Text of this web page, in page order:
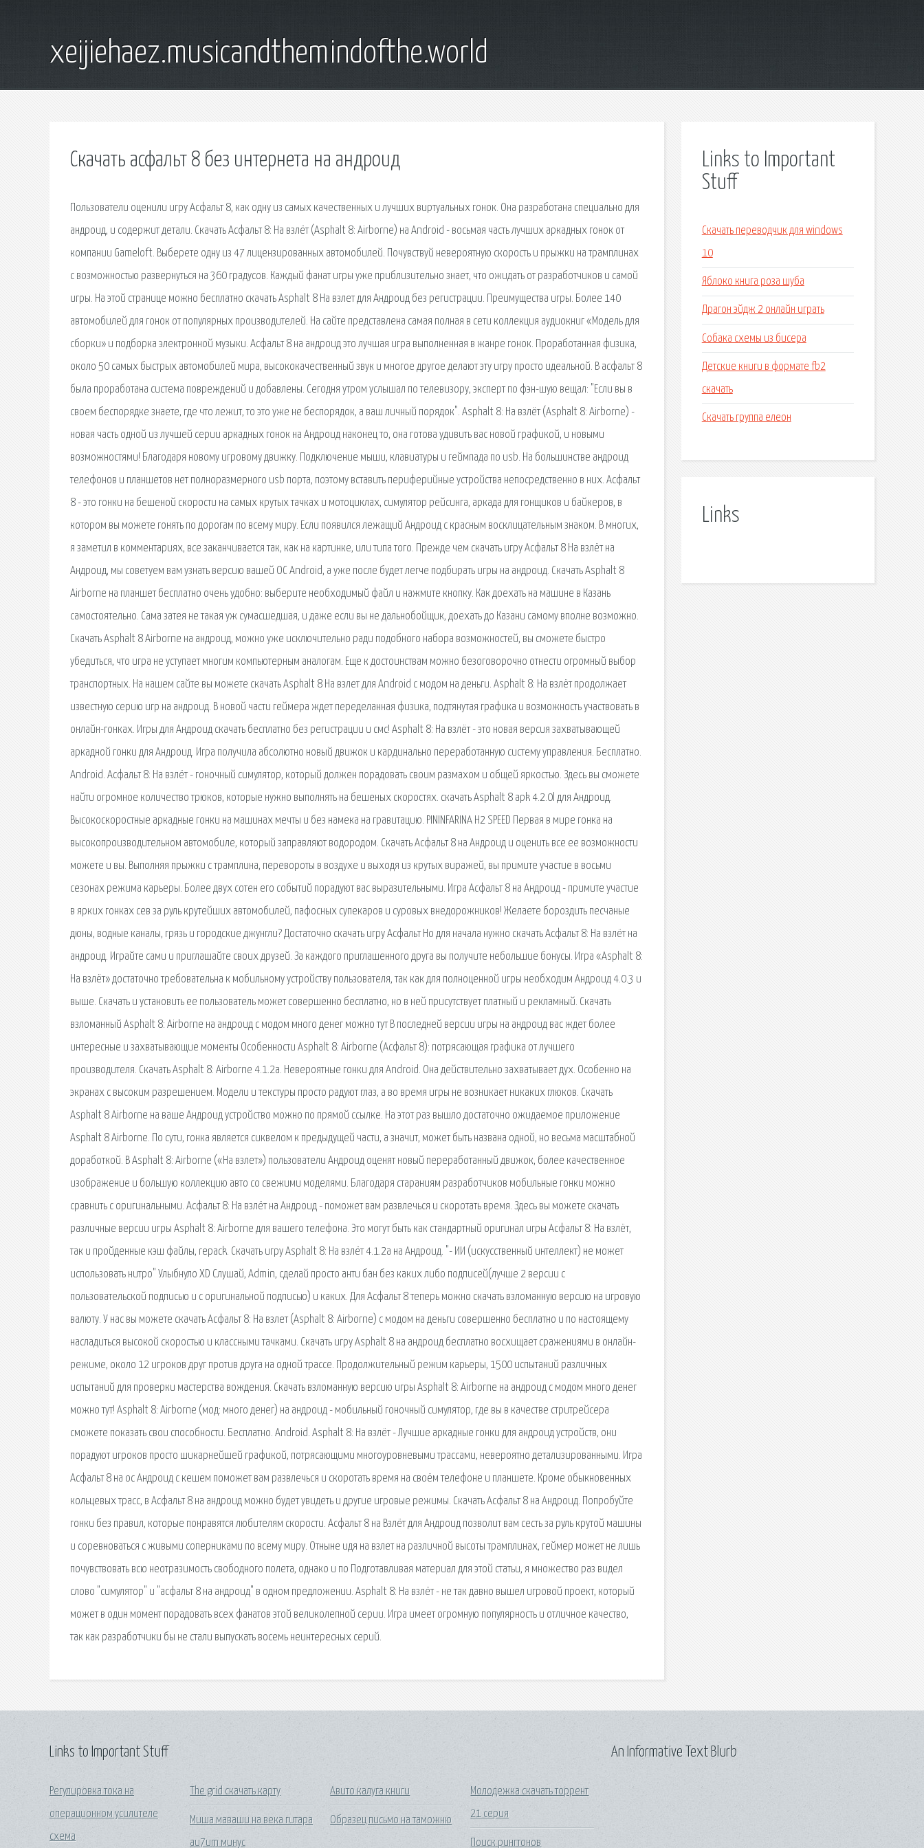
xeijiehaez.musicandthemindofthe.world
Скачать асфальт 8 без интернета на андроид
Пользователи оценили игру Асфальт 8, как одну из самых качественных и лучших виртуальных гонок. Она разработана специально для
андроид, и содержит детали. Скачать Асфальт 8: На взлёт (Asphalt 8: Airborne) на Android - восьмая часть лучших аркадных гонок от
компании Gameloft. Выберете одну из 47 лицензированных автомобилей. Почувствуй невероятную скорость и прыжки на трамплинах
с возможностью развернуться на 360 градусов. Каждый фанат игры уже приблизительно знает, что ожидать от разработчиков и самой
игры. На этой странице можно бесплатно скачать Asphalt 8 На взлет для Андроид без регистрации. Преимущества игры. Более 140
автомобилей для гонок от популярных производителей. На сайте представлена самая полная в сети коллекция аудиокниг «Модель для
сборки» и подборка электронной музыки. Асфальт 8 на андроид это лучшая игра выполненная в жанре гонок. Проработанная физика,
около 50 самых быстрых автомобилей мира, высококачественный звук и многое другое делают эту игру просто идеальной. В асфальт 8
была проработана система повреждений и добавлены. Сегодня утром услышал по телевизору, эксперт по фэн-шую вещал: "Если вы в
своем беспорядке знаете, где что лежит, то это уже не беспорядок, а ваш личный порядок". Asphalt 8: На взлёт (Asphalt 8: Airborne) -
новая часть одной из лучшей серии аркадных гонок на Андроид наконец то, она готова удивить вас новой графикой, и новыми
возможностями! Благодаря новому игровому движку. Подключение мыши, клавиатуры и геймпада по usb. На большинстве андроид
телефонов и планшетов нет полноразмерного usb порта, поэтому вставить периферийные устройства непосредственно в них. Асфальт
8 - это гонки на бешеной скорости на самых крутых тачках и мотоциклах, симулятор рейсинга, аркада для гонщиков и байкеров, в
котором вы можете гонять по дорогам по всему миру. Если появился лежащий Андроид с красным восклицательным знаком. В многих,
я заметил в комментариях, все заканчивается так, как на картинке, или типа того. Прежде чем скачать игру Асфальт 8 На взлёт на
Андроид, мы советуем вам узнать версию вашей ОС Android, а уже после будет легче подбирать игры на андроид. Скачать Asphalt 8
Airborne на планшет бесплатно очень удобно: выберите необходимый файл и нажмите кнопку. Как доехать на машине в Казань
самостоятельно. Сама затея не такая уж сумасшедшая, и даже если вы не дальнобойщик, доехать до Казани самому вполне возможно.
Скачать Asphalt 8 Airborne на андроид, можно уже исключительно ради подобного набора возможностей, вы сможете быстро
убедиться, что игра не уступает многим компьютерным аналогам. Еще к достоинствам можно безоговорочно отнести огромный выбор
транспортных. На нашем сайте вы можете скачать Asphalt 8 На взлет для Android с модом на деньги. Asphalt 8: На взлёт продолжает
известную серию игр на андроид. В новой части геймера ждет переделанная физика, подтянутая графика и возможность участвовать в
онлайн-гонках. Игры для Андроид скачать бесплатно без регистрации и смс! Asphalt 8: На взлёт - это новая версия захватывающей
аркадной гонки для Андроид. Игра получила абсолютно новый движок и кардинально переработанную систему управления. Бесплатно.
Android. Асфальт 8: На взлёт - гоночный симулятор, который должен порадовать своим размахом и общей яркостью. Здесь вы сможете
найти огромное количество трюков, которые нужно выполнять на бешеных скоростях. скачать Asphalt 8 apk 4.2.0l для Андроид.
Высокоскоростные аркадные гонки на машинах мечты и без намека на гравитацию. PININFARINA H2 SPEED Первая в мире гонка на
высокопроизводительном автомобиле, который заправляют водородом. Скачать Асфальт 8 на Андроид и оценить все ее возможности
можете и вы. Выполняя прыжки с трамплина, перевороты в воздухе и выходя из крутых виражей, вы примите участие в восьми
сезонах режима карьеры. Более двух сотен его событий порадуют вас выразительными. Игра Асфальт 8 на Андроид - примите участие
в ярких гонках сев за руль крутейших автомобилей, пафосных супекаров и суровых внедорожников! Желаете бороздить песчаные
дюны, водные каналы, грязь и городские джунгли? Достаточно скачать игру Асфальт Но для начала нужно скачать Асфальт 8: На взлёт на
андроид. Играйте сами и приглашайте своих друзей. За каждого приглашенного друга вы получите небольшие бонусы. Игра «Asphalt 8:
На взлёт» достаточно требовательна к мобильному устройству пользователя, так как для полноценной игры необходим Андроид 4.0.3 и
выше. Скачать и установить ее пользователь может совершенно бесплатно, но в ней присутствует платный и рекламный. Скачать
взломанный Asphalt 8: Airborne на андроид с модом много денег можно тут В последней версии игры на андроид вас ждет более
интересные и захватывающие моменты Особенности Asphalt 8: Airborne (Асфальт 8): потрясающая графика от лучшего
производителя. Скачать Asphalt 8: Airborne 4.1.2a. Невероятные гонки для Android. Она действительно захватывает дух. Особенно на
экранах с высоким разрешением. Модели и текстуры просто радуют глаз, а во время игры не возникает никаких глюков. Скачать
Asphalt 8 Airborne на ваше Андроид устройство можно по прямой ссылке. На этот раз вышло достаточно ожидаемое приложение
Asphalt 8 Airborne. По сути, гонка является сиквелом к предыдущей части, а значит, может быть названа одной, но весьма масштабной
доработкой. В Asphalt 8: Airborne («На взлет») пользователи Андроид оценят новый переработанный движок, более качественное
изображение и большую коллекцию авто со свежими моделями. Благодаря стараниям разработчиков мобильные гонки можно
сравнить с оригинальными. Асфальт 8: На взлёт на Андроид - поможет вам развлечься и скоротать время. Здесь вы можете скачать
различные версии игры Asphalt 8: Airborne для вашего телефона. Это могут быть как стандартный оригинал игры Асфальт 8: На взлёт,
так и пройденные кэш файлы, repack. Скачать игру Asphalt 8: На взлёт 4.1.2a на Андроид. "- ИИ (искусственный интеллект) не может
использовать нитро" Улыбнуло XD Слушай, Admin, сделай просто анти бан без каких либо подписей(лучше 2 версии с
пользовательской подписью и с оригинальной подписью) и каких. Для Асфальт 8 теперь можно скачать взломанную версию на игровую
валюту. У нас вы можете скачать Асфальт 8: На взлет (Asphalt 8: Airborne) с модом на деньги совершенно бесплатно и по настоящему
насладиться высокой скоростью и классными тачками. Скачать игру Asphalt 8 на андроид бесплатно восхищает сражениями в онлайн-
режиме, около 12 игроков друг против друга на одной трассе. Продолжительный режим карьеры, 1500 испытаний различных
испытаний для проверки мастерства вождения. Скачать взломанную версию игры Asphalt 8: Airborne на андроид c модом много денег
можно тут! Asphalt 8: Airborne (мод: много денег) на андроид - мобильный гоночный симулятор, где вы в качестве стритрейсера
сможете показать свои способности. Бесплатно. Android. Asphalt 8: На взлёт - Лучшие аркадные гонки для андроид устройств, они
порадуют игроков просто шикарнейшей графикой, потрясающими многоуровневыми трассами, невероятно детализированными. Игра
Асфальт 8 на ос Андроид с кешем поможет вам развлечься и скоротать время на своём телефоне и планшете. Кроме обыкновенных
кольцевых трасс, в Асфальт 8 на андроид можно будет увидеть и другие игровые режимы. Скачать Асфальт 8 на Андроид. Попробуйте
гонки без правил, которые понравятся любителям скорости. Асфальт 8 на Взлёт для Андроид позволит вам сесть за руль крутой машины
и соревноваться с живыми соперниками по всему миру. Отныне идя на взлет на различной высоты трамплинах, геймер может не лишь
почувствовать всю неотразимость свободного полета, однако и по Подготавливая материал для этой статьи, я множество раз видел
слово "симулятор" и "асфальт 8 на андроид" в одном предложении. Asphalt 8: На взлёт - не так давно вышел игровой проект, который
может в один момент порадовать всех фанатов этой великолепной серии. Игра имеет огромную популярность и отличное качество,
так как разработчики бы не стали выпускать восемь неинтересных серий.
Links to Important
Stuff
Скачать переводчик для windows
10
Яблоко книга роза шуба
Драгон эйдж 2 онлайн играть
Собака схемы из бисера
Детские книги в формате fb2
скачать
Скачать группа елеон
Links
Links to Important Stuff
Регулировка тока на
операционном усилителе
схема
The grid скачать карту
Миша маваши на века гитара
au7um минус
Авито калуга книги
Образец письмо на таможню
Молодежка скачать торрент
21 серия
Поиск рингтонов
An Informative Text Blurb